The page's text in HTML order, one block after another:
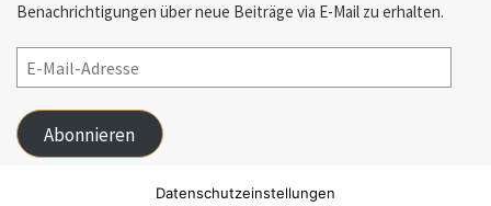
Benachrichtigungen über neue Beiträge via E-Mail zu erhalten.
Abonnieren
Schließe dich 55 anderen Abonnenten an
Datenschutzeinstellungen